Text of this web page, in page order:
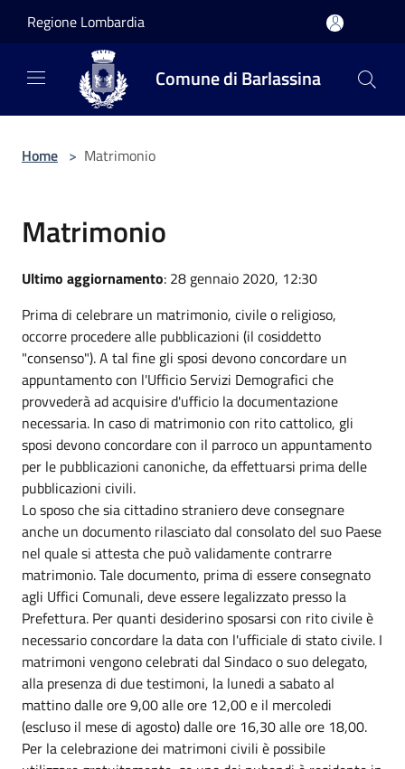
Regione Lombardia
Comune di Barlassina
Home > Matrimonio
Matrimonio
Ultimo aggiornamento: 28 gennaio 2020, 12:30
Prima di celebrare un matrimonio, civile o religioso,
occorre procedere alle pubblicazioni (il cosiddetto
"consenso"). A tal fine gli sposi devono concordare un
appuntamento con l'Ufficio Servizi Demografici che
provvederà ad acquisire d'ufficio la documentazione
necessaria. In caso di matrimonio con rito cattolico, gli
sposi devono concordare con il parroco un appuntamento
per le pubblicazioni canoniche, da effettuarsi prima delle
pubblicazioni civili.
Lo sposo che sia cittadino straniero deve consegnare
anche un documento rilasciato dal consolato del suo Paese
nel quale si attesta che può validamente contrarre
matrimonio. Tale documento, prima di essere consegnato
agli Uffici Comunali, deve essere legalizzato presso la
Prefettura. Per quanti desiderino sposarsi con rito civile è
necessario concordare la data con l'ufficiale di stato civile. I
matrimoni vengono celebrati dal Sindaco o suo delegato,
alla presenza di due testimoni, la lunedi a sabato al
mattino dalle ore 9,00 alle ore 12,00 e il mercoledi
(escluso il mese di agosto) dalle ore 16,30 alle ore 18,00.
Per la celebrazione dei matrimoni civili è possibile